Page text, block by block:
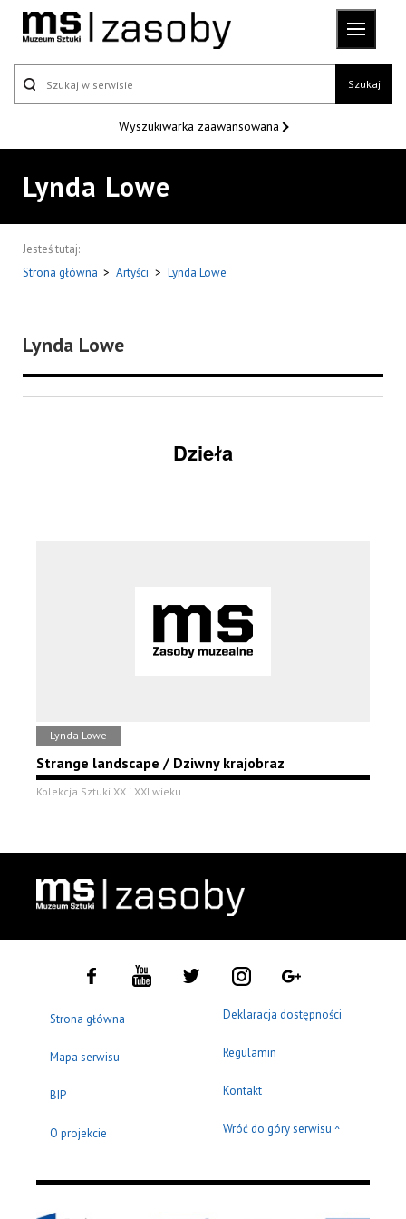
Szukaj
Wyszukiwarka zaawansowana
Lynda Lowe
Jesteś tutaj:
Strona główna > Artyści > Lynda Lowe
Lynda Lowe
Dzieła
Lynda Lowe
Strange landscape / Dziwny krajobraz
Kolekcja Sztuki XX i XXI wieku
Strona główna
Mapa serwisu
BIP
O projekcie
Deklaracja dostępności
Regulamin
Kontakt
Wróć do góry serwisu ^